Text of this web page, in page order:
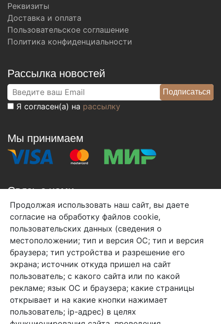
Реквизиты
Доставка и оплата
Пользовательское соглашение
Политика конфиденциальности
Рассылка новостей
Я согласен(а) на рассылку
Мы принимаем
Связь с нами
+7 (495) 933-38-08
info@arben-textile.ru- оптовые продажи
Арбен текстиль г. Щелково, пер.
1-й Советский д.25, владение 2.
Продолжая использовать наш сайт, вы даете
согласие на обработку файлов cookie,
пользовательских данных (сведения о
местоположении; тип и версия ОС; тип и версия
браузера; тип устройства и разрешение его
экрана; источник откуда пришел на сайт
пользователь; с какого сайта или по какой
рекламе; язык ОС и браузера; какие страницы
открывает и на какие кнопки нажимает
пользователь; ip-адрес) в целях